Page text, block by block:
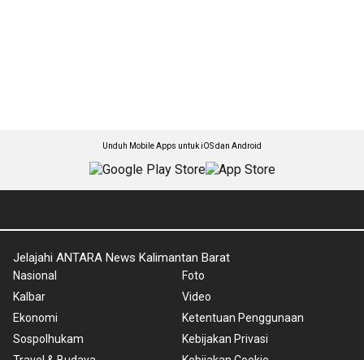
Unduh Mobile Apps untuk iOS dan Android
Jelajahi ANTARA News Kalimantan Barat
Nasional
Kalbar
Ekonomi
Sospolhukam
Foto
Video
Ketentuan Penggunaan
Kebijakan Privasi